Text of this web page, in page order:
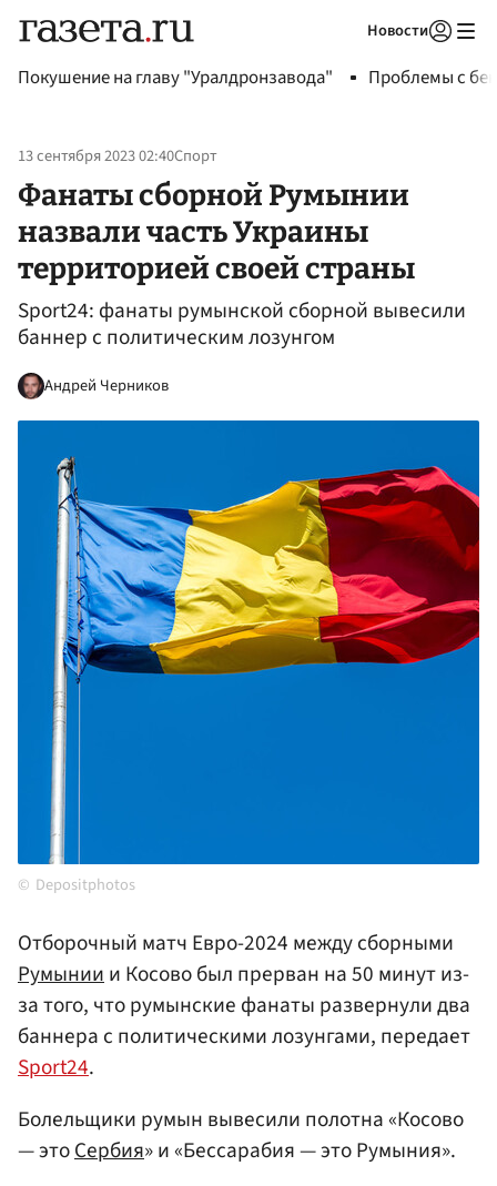
Новости
Покушение на главу "Уралдронзавода" Проблемы с
13 сентября 2023 02:40Спорт
Фанаты сборной Румынии
назвали часть Украины
территорией своей страны
Sport24: фанаты румынской сборной вывесили
баннер с политическим лозунгом
Андрей Черников
Depositphotos
Отборочный матч Евро-2024 между сборными
Румыниии Косово был прерван на 50 минут из-
за того, что румынские фанаты развернули два
баннера с политическими лозунгами, передает
Sport24.
Болельщики румын вывесили полотна «Косово
— этоСербия» и «Бессарабия — это Румыния».